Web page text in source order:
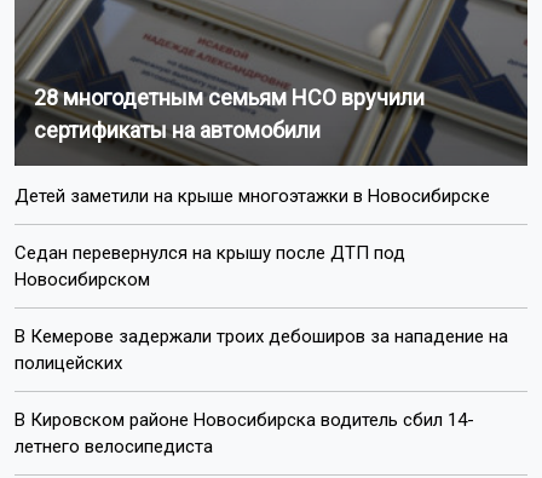
28 многодетным семьям НСО вручили
сертификаты на автомобили
Детей заметили на крыше многоэтажки в Новосибирске
Седан перевернулся на крышу после ДТП под
Новосибирском
В Кемерове задержали троих дебоширов за нападение на
полицейских
В Кировском районе Новосибирска водитель сбил 14-
летнего велосипедиста